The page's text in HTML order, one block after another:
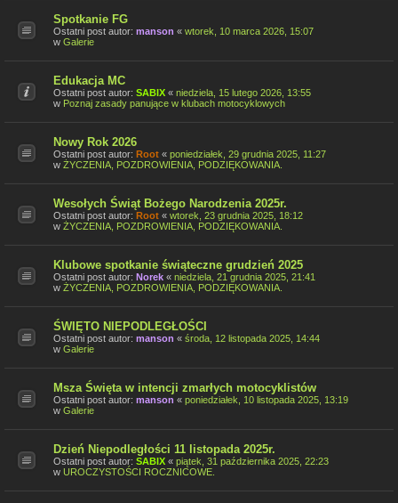
Spotkanie FG
Ostatni post autor: manson « wtorek, 10 marca 2026, 15:07
w Galerie
Edukacja MC
Ostatni post autor: SABIX « niedziela, 15 lutego 2026, 13:55
w Poznaj zasady panujące w klubach motocyklowych
Nowy Rok 2026
Ostatni post autor: Root « poniedziałek, 29 grudnia 2025, 11:27
w ŻYCZENIA, POZDROWIENIA, PODZIĘKOWANIA.
Wesołych Świąt Bożego Narodzenia 2025r.
Ostatni post autor: Root « wtorek, 23 grudnia 2025, 18:12
w ŻYCZENIA, POZDROWIENIA, PODZIĘKOWANIA.
Klubowe spotkanie świąteczne grudzień 2025
Ostatni post autor: Norek « niedziela, 21 grudnia 2025, 21:41
w ŻYCZENIA, POZDROWIENIA, PODZIĘKOWANIA.
ŚWIĘTO NIEPODLEGŁOŚCI
Ostatni post autor: manson « środa, 12 listopada 2025, 14:44
w Galerie
Msza Święta w intencji zmarłych motocyklistów
Ostatni post autor: manson « poniedziałek, 10 listopada 2025, 13:19
w Galerie
Dzień Niepodległości 11 listopada 2025r.
Ostatni post autor: SABIX « piątek, 31 października 2025, 22:23
w UROCZYSTOŚCI ROCZNICOWE.